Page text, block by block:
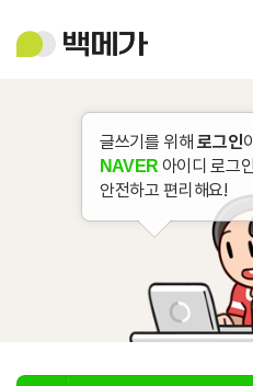
백
메
글쓰기를 위해로그인
NAVER 아이디 로그
안전하고 편리해요!